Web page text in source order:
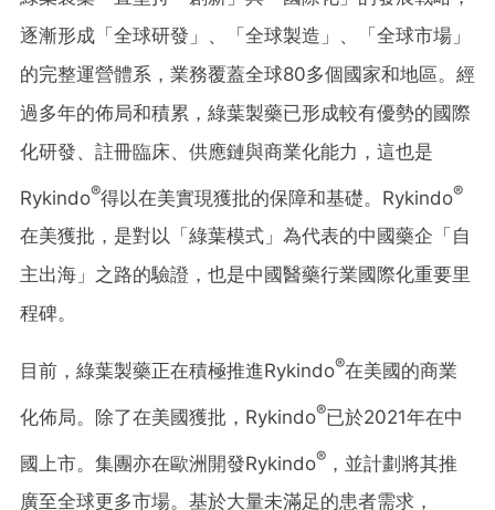
逐漸形成「全球研發」、「全球製造」、「全球市場」
的完整運營體系，業務覆蓋全球80多個國家和地區。經
過多年的佈局和積累，綠葉製藥已形成較有優勢的國際
化研發、註冊臨床、供應鏈與商業化能力，這也是
Rykindo®得以在美實現獲批的保障和基礎。Rykindo®
在美獲批，是對以「綠葉模式」為代表的中國藥企「自
主出海」之路的驗證，也是中國醫藥行業國際化重要里
程碑。
目前，綠葉製藥正在積極推進Rykindo®在美國的商業
化佈局。除了在美國獲批，Rykindo®已於2021年在中
國上市。集團亦在歐洲開發Rykindo® ，並計劃將其推
廣至全球更多市場。基於大量未滿足的患者需求，